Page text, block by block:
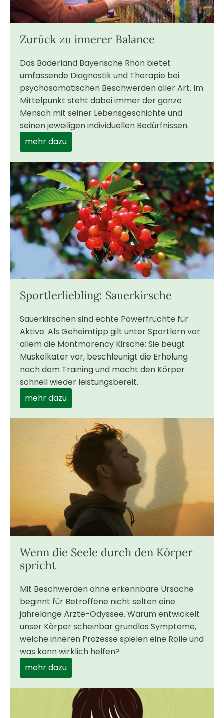
Zurück zu innerer Balance
Das Bäderland Bayerische Rhön bietet
umfassende Diagnostik und Therapie bei
psychosomatischen Beschwerden aller Art. Im
Mittelpunkt steht dabei ­immer der ganze
Mensch mit seiner Lebens­geschichte und
seinen jeweiligen ­individuellen ­Bedürfnissen.
mehr dazu
Sportlerliebling: Sauerkirsche
Sauerkirschen sind echte Powerfrüchte für
Aktive. Als Geheimtipp gilt unter Sportlern vor
allem die Montmorency Kirsche: Sie beugt
Muskelkater vor, beschleunigt die Erholung
nach dem Training und macht den Körper
schnell wieder leistungsbereit.
mehr dazu
Wenn die Seele durch den Körper
spricht
Mit Beschwerden ohne erkennbare Ursache
beginnt für Betroffene nicht selten eine
jahrelange Ärzte-Odyssee. Warum entwickelt
unser Körper scheinbar grundlos Symptome,
welche inneren Prozesse spielen eine Rolle und
was kann wirklich helfen?
mehr dazu